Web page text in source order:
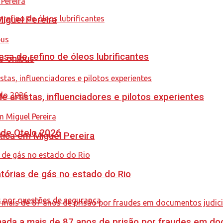
de refino de óleos lubrificantes
Otelo 2026
Pereira
ônibus
artistas, influenciadores e pilotos experientes
em Miguel Pereira
de gás no estado do Rio